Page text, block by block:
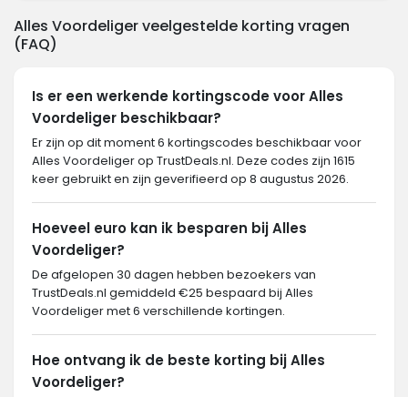
Alles Voordeliger veelgestelde korting vragen
(FAQ)
Is er een werkende kortingscode voor Alles
Voordeliger beschikbaar?
Er zijn op dit moment 6 kortingscodes beschikbaar voor
Alles Voordeliger op TrustDeals.nl. Deze codes zijn 1615
keer gebruikt en zijn geverifieerd op 8 augustus 2026.
Hoeveel euro kan ik besparen bij Alles
Voordeliger?
De afgelopen 30 dagen hebben bezoekers van
TrustDeals.nl gemiddeld €25 bespaard bij Alles
Voordeliger met 6 verschillende kortingen.
Hoe ontvang ik de beste korting bij Alles
Voordeliger?